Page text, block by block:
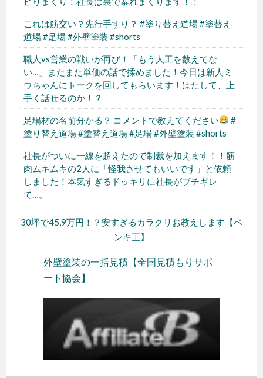
これは筋交い？先行手すり？ #塗り替え道場 #塗替え
道場 #足場 #外壁塗装 #shorts
職人vs営業の戦いが再び！「もう人工を数えてな
い…」またまた単価の話で揉めました！今日は新人ミ
ウちゃんにトークを回してもらいます！はたして、上
手く話せるのか！？
足場材の名前分かる？ コメントで教えてください
#
塗り替え道場 #塗替え道場 #足場 #外壁塗装 #shorts
社長がついに一線を超えたので制裁を加えます！！筋
肉ムキムキの2人に「怪我させてもいいです」と依頼
しました！本気すぎるドッキリに社長がブチギレ
て…。
30坪で45,9万円！？安すぎるカラクリお教えします【ペ
ンキ王】
外壁塗装の一括見積【全国見積もりサポ
ート協会】